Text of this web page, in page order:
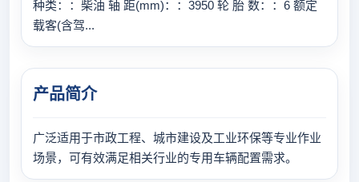
种类：：柴油 轴 距(mm)：：3950 轮 胎 数：：6 额定
载客(含驾...
产品简介
广泛适用于市政工程、城市建设及工业环保等专业作业
场景，可有效满足相关行业的专用车辆配置需求。